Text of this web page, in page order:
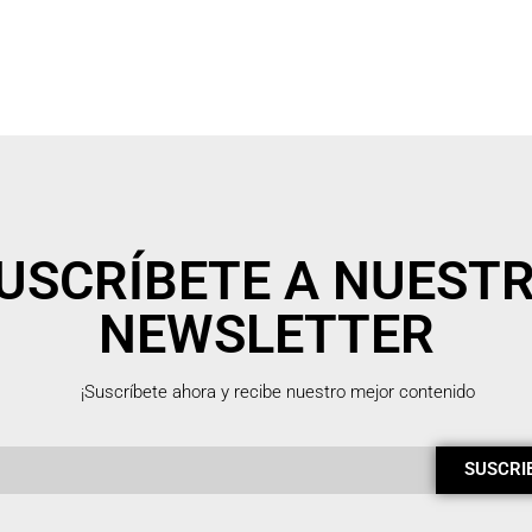
A
NEWSLETTER
¡Suscríbete ahora y recibe nuestro mejor contenido